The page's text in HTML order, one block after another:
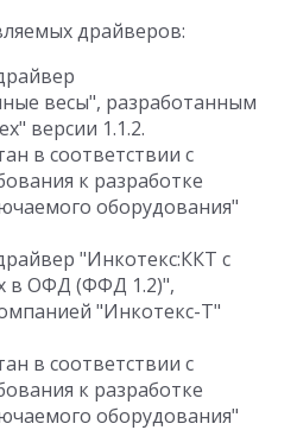
драйверов:
весы", разработанным
версии 1.1.2.
в соответствии с
к разработке
оборудования"
"Инкотекс:ККТ с
в ОФД (ФФД 1.2)",
"Инкотекс-Т"
в соответствии с
к разработке
оборудования"